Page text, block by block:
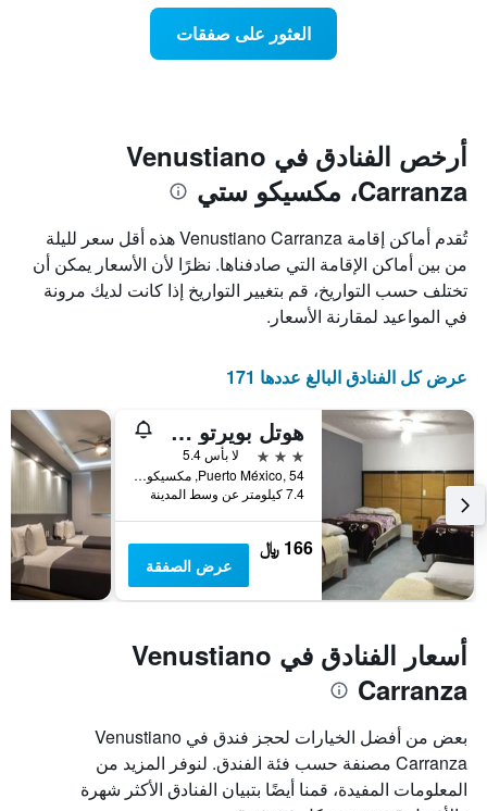
المخطط
1
محور
Y
الذي
يعرض
متوسط
سعر
غرفة
في
نهاية
هذا
الأسبوع
خلال
3
أيام
محور
X
الذي
يعرض
عدد
الأيام
قبل
الإقامة
يتضمن
التالي
1
محور
Y
يعرض
متوسط
سعر
غرفة
العثور على صفقات
أرخص الفنادق في Venustiano
Carranza، مكسيكو ستي
تُقدم أماكن إقامة Venustiano Carranza هذه أقل سعر لليلة
من بين أماكن الإقامة التي صادفناها. نظرًا لأن الأسعار يمكن أن
تختلف حسب التواريخ، قم بتغيير التواريخ إذا كانت لديك مرونة
في المواعيد لمقارنة الأسعار.
عرض كل الفنادق البالغ عددها 171
هوتل بويرتو مكسيكو
3 نجوم
لا بأس 5.4
Puerto México, 54, مكسيكو ستي, ولاية مقاطعة مدينة مكسيكو الفيدرالية, المكسيك
7.4 كيلومتر عن وسط المدينة
166 ﷼
عرض الصفقة
أسعار الفنادق في Venustiano
Carranza
بعض من أفضل الخيارات لحجز فندق في Venustiano
Carranza مصنفة حسب فئة الفندق. لنوفر المزيد من
المعلومات المفيدة، قمنا أيضًا بتبيان الفنادق الأكثر شهرة